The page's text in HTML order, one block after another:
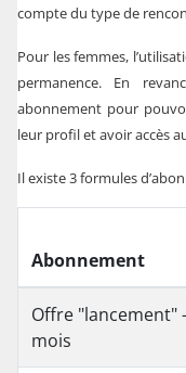
compte du type de
Pour les femmes,
permanence. En
abonnement pour
leur profil et avoir accès
Il existe 3 formules
Abonnement
Offre "lancement"
mois